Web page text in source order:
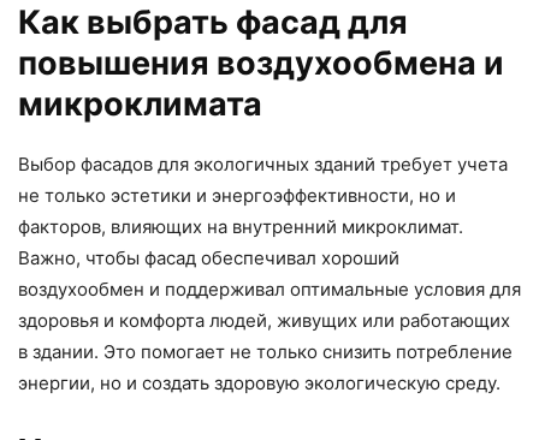
Как выбрать фасад для
повышения воздухообмена и
микроклимата
Выбор фасадов для экологичных зданий требует учета
не только эстетики и энергоэффективности, но и
факторов, влияющих на внутренний микроклимат.
Важно, чтобы фасад обеспечивал хороший
воздухообмен и поддерживал оптимальные условия для
здоровья и комфорта людей, живущих или работающих
в здании. Это помогает не только снизить потребление
энергии, но и создать здоровую экологическую среду.